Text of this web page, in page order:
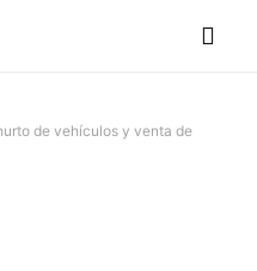
de vehículos y venta de